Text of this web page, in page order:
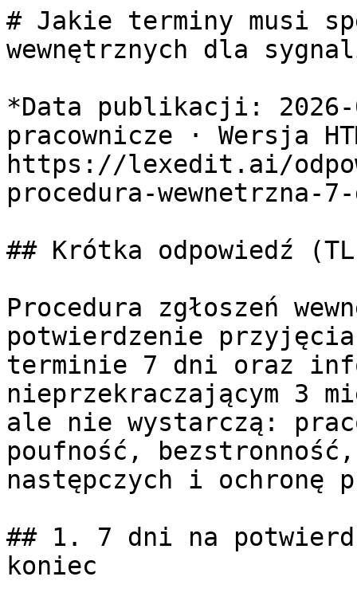
# Jakie terminy musi
wewnętrznych dla
*Data publikacji: 2026-
pracownicze · Wersja
https://lexedit.ai/
procedura-wewnetrzna-
## Krótka odpowiedź
Procedura zgłoszeń
potwierdzenie
terminie 7 dni oraz
nieprzekraczającym 3
ale nie wystarczą:
poufność,
następczych i ochronę
## 1. 7 dni na
koniec